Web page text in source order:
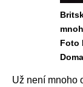
Foto
Už není mnoho